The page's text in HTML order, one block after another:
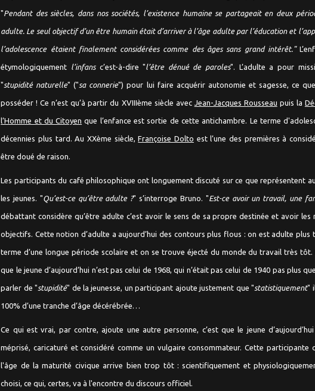
"Pendant des siècles, dans nos sociétés, l’existence humaine se partageait en deux
adulte. Le seul objectif d’un être humain était d’arriver à l’âge adulte par l’éducation et
l’adolescence étaient finalement considérées comme des âges sans grand intérêt."
étymologiquement l’infansc’est-à-dire "l’être dénué de paroles". L’adulte a pour
"stupidité naturelle" ("sa connerie") pour lui faire acquérir autonomie et sagesse, ce
posséder ! Ce n’est qu’à partir du XVIIIème siècle avec Jean-Jacques Rousseau puis la
l’Homme et du Citoyen que l’enfance est sortie de cette antichambre. Le terme
décennies plus tard. Au XXème siècle,Françoise Dolto est l’une des premières à
être doué de raison.
Les participants du café philosophique ont longuement discuté sur ce que représentent
les jeunes. "Qu’est-ce qu’être adulte ?" s’interroge Bruno. "Est-ce avoir un travail, une
débattant considère qu’être adulte c’est avoir le sens de sa propre destinée et avoir les
objectifs. Cette notion d’adulte a aujourd’hui des contours plus flous : on est adulte plus
terme d’une longue période scolaire et on se trouve éjecté du monde du travail très
que le jeune d’aujourd’hui n’est pas celui de 1968, qui n’était pas celui de 1940 pas plus
parler de "stupidité" de la jeunesse, un participant ajoute justement que "statistiquement"
100% d’une tranche d’âge décérébrée…
Ce qui est vrai, par contre, ajoute une autre personne, c’est que le jeune
méprisé, caricaturé et considéré comme un vulgaire consommateur. Cette participante
l'âge de la maturité civique arrive bien trop tôt : scientifiquement et
choisi, ce qui, certes, va à l'encontre du discours officiel.